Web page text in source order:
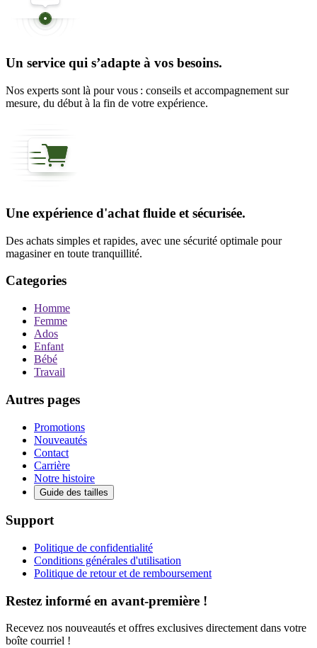
Un service qui s’adapte à vos besoins.
Nos experts sont là pour vous : conseils et accompagnement sur
mesure, du début à la fin de votre expérience.
Une expérience d'achat fluide et sécurisée.
Des achats simples et rapides, avec une sécurité optimale pour
magasiner en toute tranquillité.
Categories
Homme
Femme
Ados
Enfant
Bébé
Travail
Autres pages
Promotions
Nouveautés
Contact
Carrière
Notre histoire
Guide des tailles
Support
Politique de confidentialité
Conditions générales d'utilisation
Politique de retour et de remboursement
Restez informé en avant-première !
Recevez nos nouveautés et offres exclusives directement dans votre
boîte courriel !